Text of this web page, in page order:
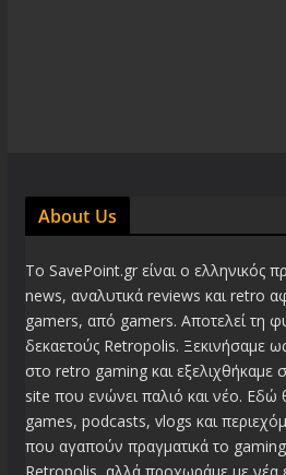
About Us
Το SavePoint.gr είναι ο ελληνικός
news, αναλυτικά reviews και retro
gamers, από gamers. Αποτελεί τη
δεκαετούς Retropolis. Ξεκινήσαμε
στο retro gaming και
site που ενώνει παλιό και νέο. Εδώ
games, podcasts, vlogs και
που αγαπούν πραγματικά το